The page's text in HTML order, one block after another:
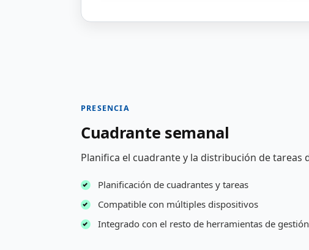
PRESENCIA
Cuadrante semanal
Planifica el cuadrante y la distribución de tareas
Planificación de cuadrantes y tareas
Compatible con múltiples dispositivos
Integrado con el resto de herramientas de gestión